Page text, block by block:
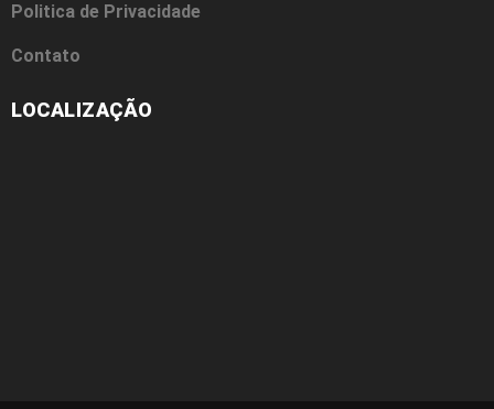
Politica de Privacidade
Contato
LOCALIZAÇÃO